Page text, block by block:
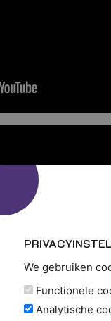
We gebruiken
Functionele
Analytische